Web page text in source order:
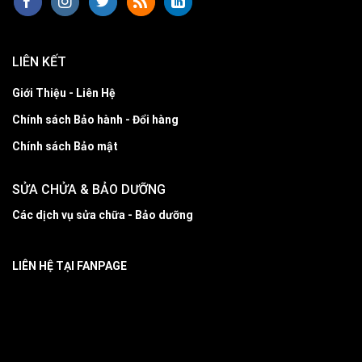
LIÊN KẾT
Giới Thiệu - Liên Hệ
Chính sách Bảo hành - Đổi hàng
Chính sách Bảo mật
SỬA CHỬA & BẢO DƯỠNG
Các dịch vụ sửa chữa - Bảo dưỡng
LIÊN HỆ TẠI FANPAGE